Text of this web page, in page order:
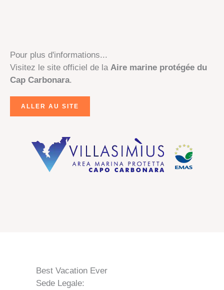
Pour plus d'informations...
Visitez le site officiel de la Aire marine protégée du
Cap Carbonara.
ALLER AU SITE
Best Vacation Ever
Sede Legale: